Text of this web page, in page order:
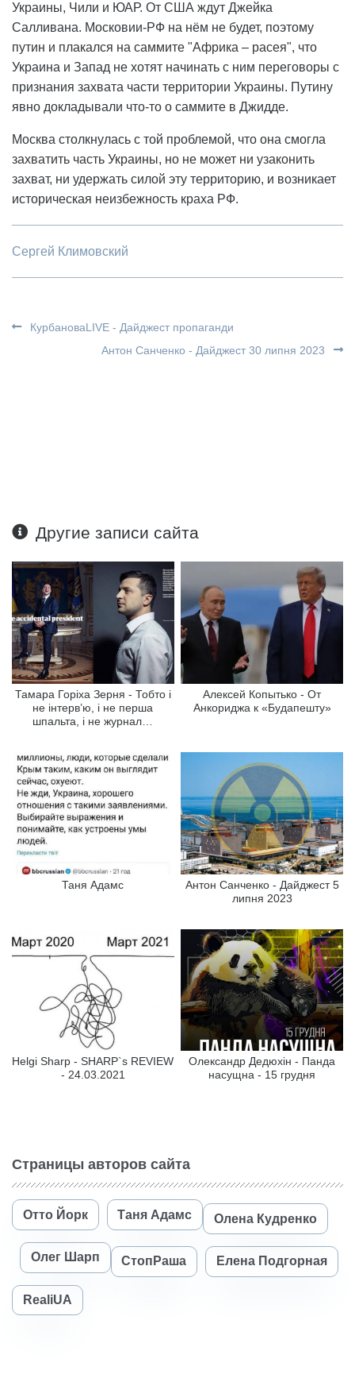
Украины, Чили и ЮАР. От США ждут Джейка
Салливана. Московии-РФ на нём не будет, поэтому
путин и плакался на саммите "Африка – расея", что
Украина и Запад не хотят начинать с ним переговоры с
признания захвата части территории Украины. Путину
явно докладывали что-то о саммите в Джидде.
Москва столкнулась с той проблемой, что она смогла
захватить часть Украины, но не может ни узаконить
захват, ни удержать силой эту территорию, и возникает
историческая неизбежность краха РФ.
Сергей Климовский
КурбановаLIVE - Дайджест пропаганди
Антон Санченко - Дайджест 30 липня 2023
Другие записи сайта
Тамара Горіха Зерня - Тобто і
не інтерв’ю, і не перша
шпальта, і не журнал…
Алексей Копытько - От
Анкориджа к «Будапешту»
Таня Адамс
Антон Санченко - Дайджест 5
липня 2023
Helgi Sharp - SHARP`s REVIEW
- 24.03.2021
Олександр Дедюхін - Панда
насущна - 15 грудня
Страницы авторов сайта
Отто Йорк Таня Адамс Олена Кудренко
Олег Шарп СтопРаша Елена Подгорная
RealiUA